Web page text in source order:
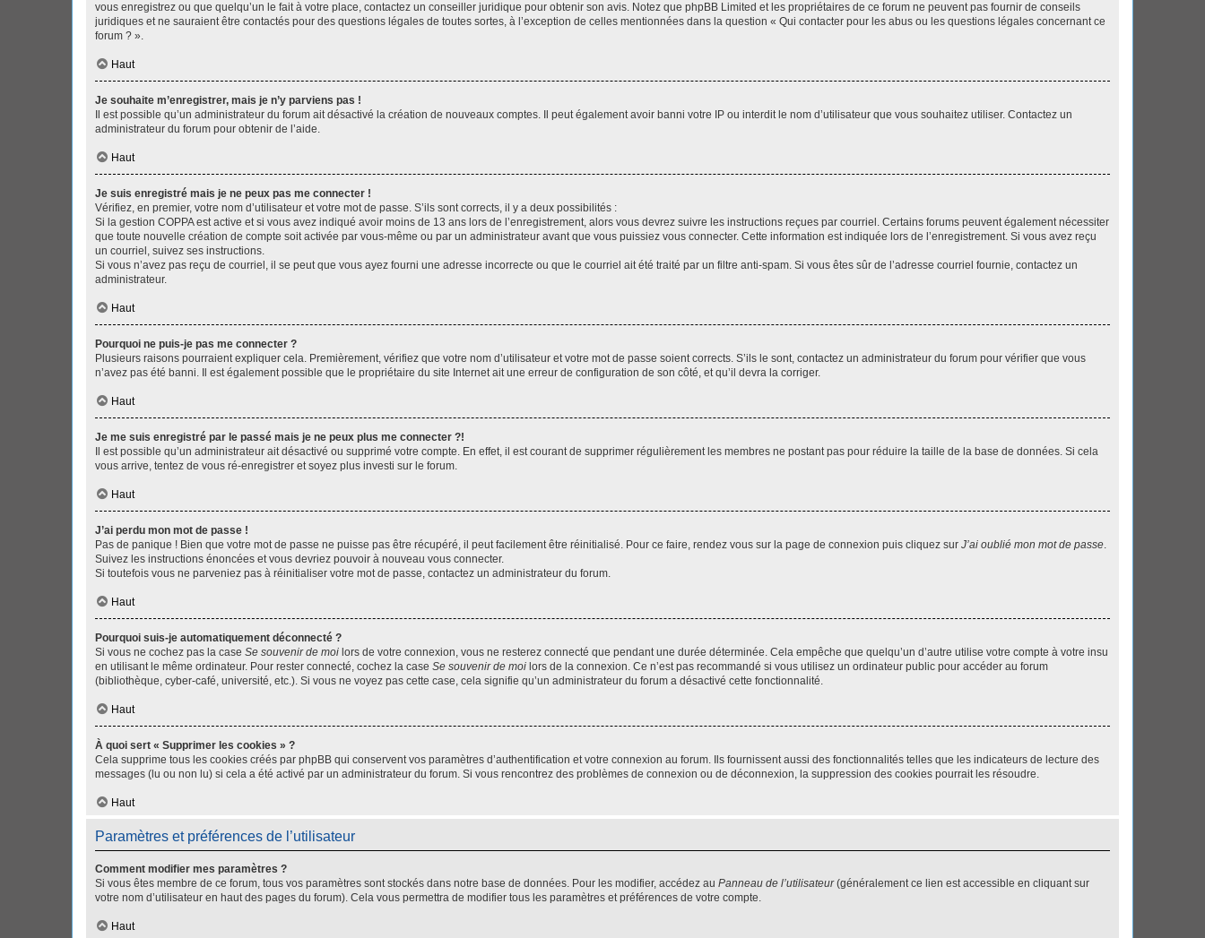
vous enregistrez ou que quelqu’un le fait à votre place, contactez un conseiller juridique pour obtenir son avis. Notez que phpBB Limited et les propriétaires de ce forum ne peuvent pas fournir de conseils
juridiques et ne sauraient être contactés pour des questions légales de toutes sortes, à l’exception de celles mentionnées dans la question « Qui contacter pour les abus ou les questions légales concernant ce
forum ? ».
Haut
Je souhaite m’enregistrer, mais je n’y parviens pas !
Il est possible qu’un administrateur du forum ait désactivé la création de nouveaux comptes. Il peut également avoir banni votre IP ou interdit le nom d’utilisateur que vous souhaitez utiliser. Contactez un
administrateur du forum pour obtenir de l’aide.
Haut
Je suis enregistré mais je ne peux pas me connecter !
Vérifiez, en premier, votre nom d’utilisateur et votre mot de passe. S’ils sont corrects, il y a deux possibilités :
Si la gestion COPPA est active et si vous avez indiqué avoir moins de 13 ans lors de l’enregistrement, alors vous devrez suivre les instructions reçues par courriel. Certains forums peuvent également nécessiter
que toute nouvelle création de compte soit activée par vous-même ou par un administrateur avant que vous puissiez vous connecter. Cette information est indiquée lors de l’enregistrement. Si vous avez reçu
un courriel, suivez ses instructions.
Si vous n’avez pas reçu de courriel, il se peut que vous ayez fourni une adresse incorrecte ou que le courriel ait été traité par un filtre anti-spam. Si vous êtes sûr de l’adresse courriel fournie, contactez un
administrateur.
Haut
Pourquoi ne puis-je pas me connecter ?
Plusieurs raisons pourraient expliquer cela. Premièrement, vérifiez que votre nom d’utilisateur et votre mot de passe soient corrects. S’ils le sont, contactez un administrateur du forum pour vérifier que vous
n’avez pas été banni. Il est également possible que le propriétaire du site Internet ait une erreur de configuration de son côté, et qu’il devra la corriger.
Haut
Je me suis enregistré par le passé mais je ne peux plus me connecter ?!
Il est possible qu’un administrateur ait désactivé ou supprimé votre compte. En effet, il est courant de supprimer régulièrement les membres ne postant pas pour réduire la taille de la base de données. Si cela
vous arrive, tentez de vous ré-enregistrer et soyez plus investi sur le forum.
Haut
J’ai perdu mon mot de passe !
Pas de panique ! Bien que votre mot de passe ne puisse pas être récupéré, il peut facilement être réinitialisé. Pour ce faire, rendez vous sur la page de connexion puis cliquez sur J’ai oublié mon mot de passe.
Suivez les instructions énoncées et vous devriez pouvoir à nouveau vous connecter.
Si toutefois vous ne parveniez pas à réinitialiser votre mot de passe, contactez un administrateur du forum.
Haut
Pourquoi suis-je automatiquement déconnecté ?
Si vous ne cochez pas la case Se souvenir de moi lors de votre connexion, vous ne resterez connecté que pendant une durée déterminée. Cela empêche que quelqu’un d’autre utilise votre compte à votre insu
en utilisant le même ordinateur. Pour rester connecté, cochez la case Se souvenir de moi lors de la connexion. Ce n’est pas recommandé si vous utilisez un ordinateur public pour accéder au forum
(bibliothèque, cyber-café, université, etc.). Si vous ne voyez pas cette case, cela signifie qu’un administrateur du forum a désactivé cette fonctionnalité.
Haut
À quoi sert « Supprimer les cookies » ?
Cela supprime tous les cookies créés par phpBB qui conservent vos paramètres d’authentification et votre connexion au forum. Ils fournissent aussi des fonctionnalités telles que les indicateurs de lecture des
messages (lu ou non lu) si cela a été activé par un administrateur du forum. Si vous rencontrez des problèmes de connexion ou de déconnexion, la suppression des cookies pourrait les résoudre.
Haut
Paramètres et préférences de l’utilisateur
Comment modifier mes paramètres ?
Si vous êtes membre de ce forum, tous vos paramètres sont stockés dans notre base de données. Pour les modifier, accédez au Panneau de l’utilisateur(généralement ce lien est accessible en cliquant sur
votre nom d’utilisateur en haut des pages du forum). Cela vous permettra de modifier tous les paramètres et préférences de votre compte.
Haut